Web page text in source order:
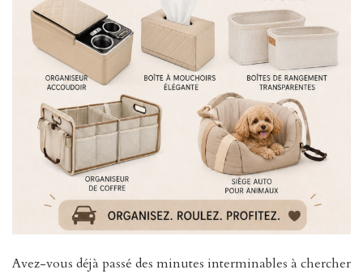
Avez-vous déjà passé des minutes interminables à chercher